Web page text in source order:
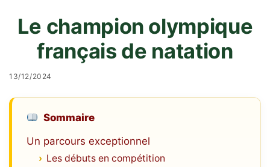
Le champion olympique
français de natation
13/12/2024
Sommaire
Un parcours exceptionnel
Les débuts en compétition